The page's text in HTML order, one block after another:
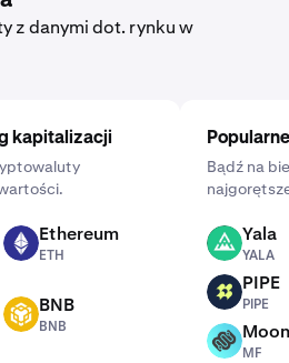
z danymi dot. rynku w
kapitalizacji
ETH Ethereum
ETH
BNB BNB
BNB
Bądź na
YALA Yala
YALA
PIPE PIPE
PIPE
MF
MF